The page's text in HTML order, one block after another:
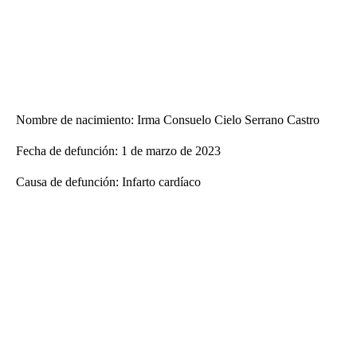
Nombre de nacimiento: Irma Consuelo Cielo Serrano Castro
Fecha de defunción: 1 de marzo de 2023
Causa de defunción: Infarto cardíaco